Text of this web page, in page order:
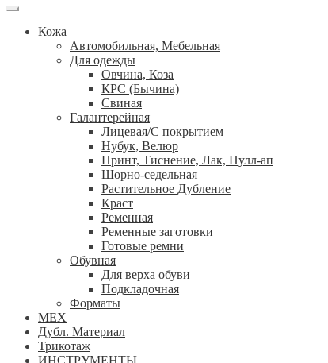
Кожа
Автомобильная, Мебельная
Для одежды
Овчина, Коза
КРС (Бычина)
Свиная
Галантерейная
Лицевая/С покрытием
Нубук, Велюр
Принт, Тиснение, Лак, Пулл-ап
Шорно-седельная
Растительное Дубление
Краст
Ременная
Ременные заготовки
Готовые ремни
Обувная
Для верха обуви
Подкладочная
Форматы
МЕХ
Дубл. Материал
Трикотаж
ИНСТРУМЕНТЫ